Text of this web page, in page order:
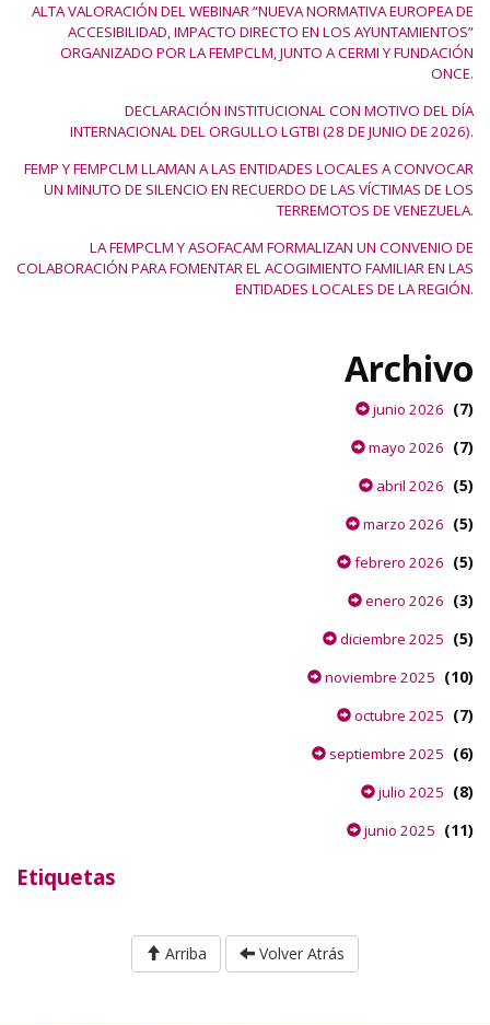
ALTA VALORACIÓN DEL WEBINAR “NUEVA NORMATIVA EUROPEA DE
ACCESIBILIDAD, IMPACTO DIRECTO EN LOS AYUNTAMIENTOS”
ORGANIZADO POR LA FEMPCLM, JUNTO A CERMI Y FUNDACIÓN
ONCE.
DECLARACIÓN INSTITUCIONAL CON MOTIVO DEL DÍA
INTERNACIONAL DEL ORGULLO LGTBI (28 DE JUNIO DE 2026).
FEMP Y FEMPCLM LLAMAN A LAS ENTIDADES LOCALES A CONVOCAR
UN MINUTO DE SILENCIO EN RECUERDO DE LAS VÍCTIMAS DE LOS
TERREMOTOS DE VENEZUELA.
LA FEMPCLM Y ASOFACAM FORMALIZAN UN CONVENIO DE
COLABORACIÓN PARA FOMENTAR EL ACOGIMIENTO FAMILIAR EN LAS
ENTIDADES LOCALES DE LA REGIÓN.
Archivo
junio 2026 (7)
mayo 2026 (7)
abril 2026 (5)
marzo 2026 (5)
febrero 2026 (5)
enero 2026 (3)
diciembre 2025 (5)
noviembre 2025 (10)
octubre 2025 (7)
septiembre 2025 (6)
julio 2025 (8)
junio 2025 (11)
Etiquetas
Arriba Volver Atrás